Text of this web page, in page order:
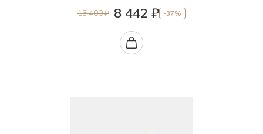
13 400 ₽ 8 442 ₽ -37%